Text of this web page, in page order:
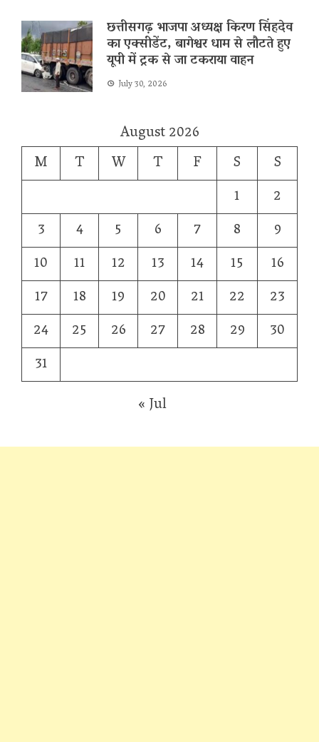
छत्तीसगढ़ भाजपा अध्यक्ष किरण सिंहदेव
का एक्सीडेंट, बागेश्वर धाम से लौटते हुए
यूपी में ट्रक से जा टकराया वाहन
July 30, 2026
August 2026
M
T W T F S
S
1
2
3
4 5 6 7 8
9
10
11 12 13 14 15
16
17
18 19 20 21 22
23
24
25 26 27 28 29
30
31
« Jul